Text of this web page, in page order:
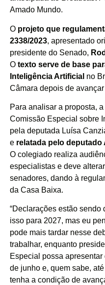
Amado Mundo.
O projeto que
2338/2023, apresentado
presidente do Senado,
O texto serve de base
Inteligência Artificial no
Câmara depois de
Para analisar a proposta,
Comissão Especial sobre
pela deputada Luísa
e relatada pelo
O colegiado realiza
especialistas e deve
senadores, dando à
da Casa Baixa.
“Declarações estão
isso para 2027, mas eu
pode mais tardar nesse
trabalhar, enquanto
Especial possa
de junho e, quem sabe,
tenha a condição de